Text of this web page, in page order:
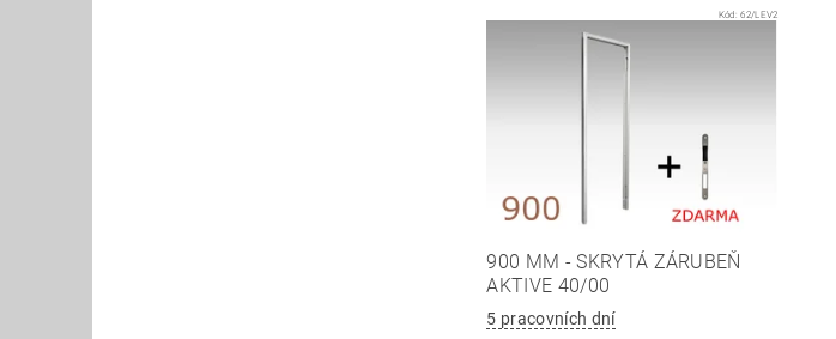
Kód:62/LEV2
900 MM - SKRYTÁ ZÁRUBEŇ
AKTIVE 40/00
5 pracovních dní